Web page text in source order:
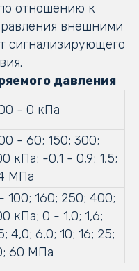
отношению к
внешними
сигнализирующего
давления
- 0 кПа
- 60; 150; 300;
кПа; -0,1 - 0,9; 1,5;
МПа
100; 160; 250; 400;
кПа; 0 - 1,0; 1,6;
4,0; 6,0; 10; 16; 25;
60 МПа